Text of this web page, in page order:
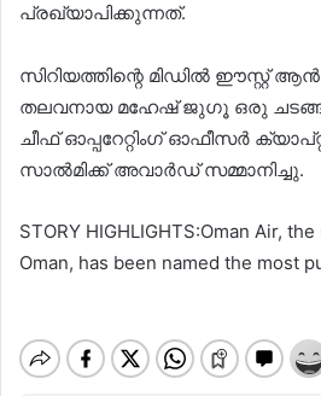
പ്രഖ്യാപിക്കുന്നത്.
സിറിയത്തിന്റെ മിഡില്‍ ഈസ്റ്റ്
തലവനായ മഹേഷ് ജുഗൂ ഒരു
ചീഫ് ഓപ്പറേറ്റിംഗ് ഓഫീസർ
സാല്‍മിക്ക് അവാർഡ് സമ്മാനിച്ചു.
STORY HIGHLIGHTS:Oman Air,
Oman, has been named the most